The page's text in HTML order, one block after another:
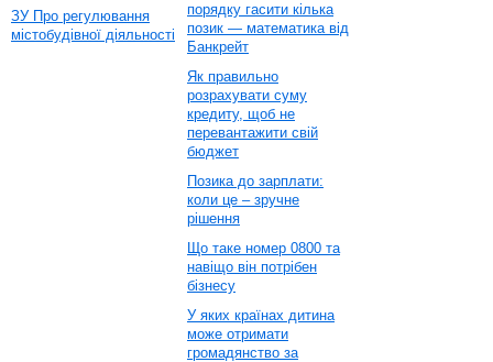
ЗУ Про регулювання
містобудівної діяльності
порядку гасити кілька
позик — математика від
Банкрейт
Як правильно
розрахувати суму
кредиту, щоб не
перевантажити свій
бюджет
Позика до зарплати:
коли це – зручне
рішення
Що таке номер 0800 та
навіщо він потрібен
бізнесу
У яких країнах дитина
може отримати
громадянство за